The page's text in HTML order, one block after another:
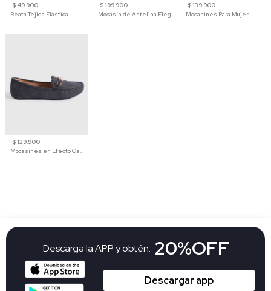
$ 49.900
Reata Tejida Elástica
$ 199.900
Mocasín de Antelina Elegante con Suela de Contraste Para Hombre
$ 139.900
Mocasines Para Mujer
$ 129.900
Mocasines en Efecto Gamuzado Para Mujer
Descarga la APP y obtén: 20%OFF
Descargar app